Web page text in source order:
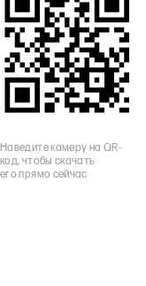
Наведите камеру на QR-
код, чтобы скачать
его прямо сейчас